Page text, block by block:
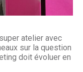
atelier avec
sur la question
doit évoluer en